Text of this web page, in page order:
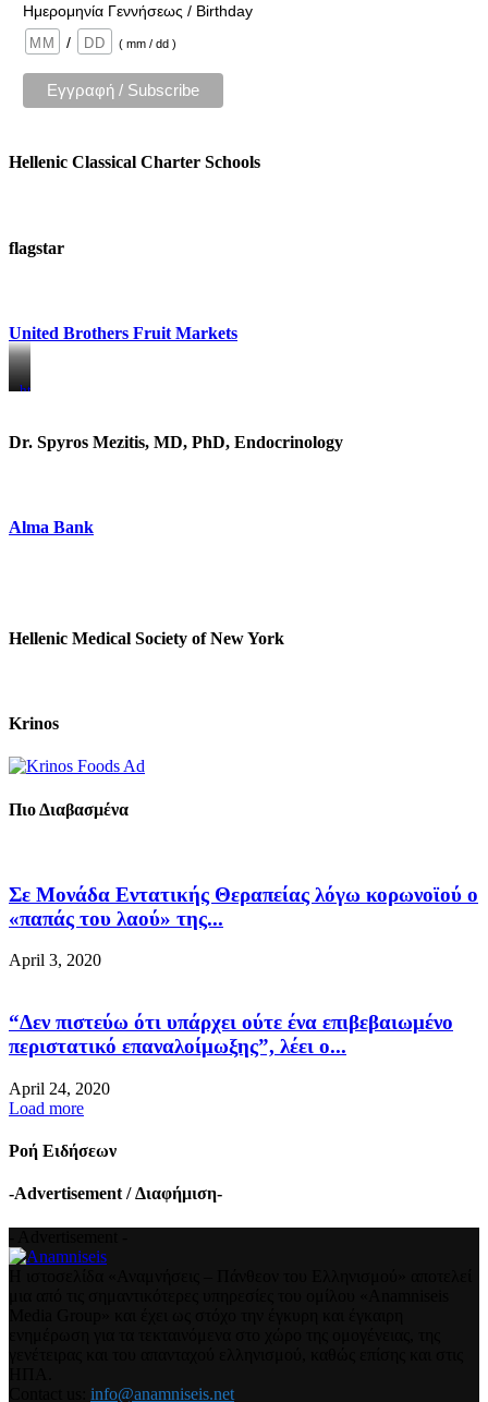
Ημερομηνία Γεννήσεως / Birthday
/
( mm / dd )
Hellenic Classical Charter Schools
flagstar
United Brothers Fruit Markets
https://www.unitedbrothersfruitmarkets.com/
https://www.unitedbrothersfruitmarkets.com/
Dr. Spyros Mezitis, MD, PhD, Endocrinology
Alma Bank
Hellenic Medical Society of New York
Krinos
Πιο Διαβασμένα
Σε Μονάδα Εντατικής Θεραπείας λόγω κορωνοϊού ο
«παπάς του λαού» της...
April 3, 2020
“Δεν πιστεύω ότι υπάρχει ούτε ένα επιβεβαιωμένο
περιστατικό επαναλοίμωξης”, λέει ο...
April 24, 2020
Load more
Ροή Ειδήσεων
-Advertisement / Διαφήμιση-
info@anamniseis.net